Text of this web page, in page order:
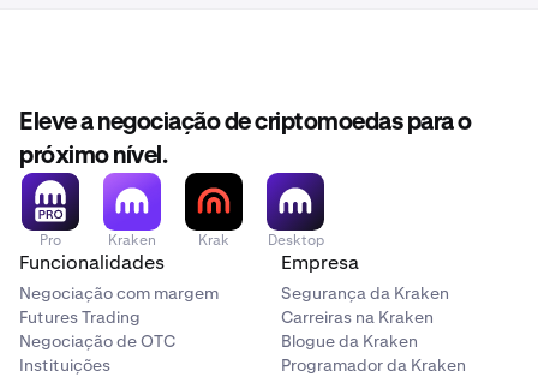
Eleve a negociação de criptomoedas para o
próximo nível.
Pro Kraken Krak Desktop
Funcionalidades
Negociação com margem
Futures Trading
Negociação de OTC
Instituições
Empresa
Segurança da Kraken
Carreiras na Kraken
Blogue da Kraken
Programador da Kraken